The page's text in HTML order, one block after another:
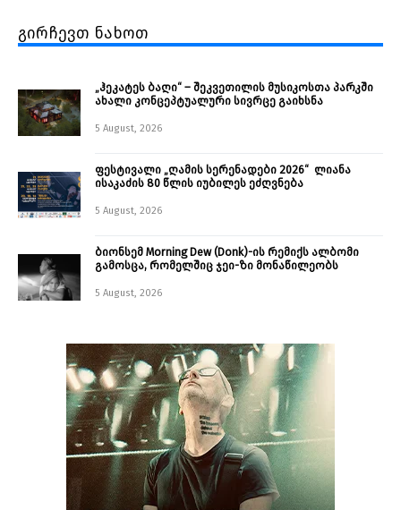
გირჩევთ ნახოთ
„ჰეკატეს ბაღი“ – შეკვეთილის მუსიკოსთა პარკში
ახალი კონცეპტუალური სივრცე გაიხსნა ￼
5 August, 2026
ფესტივალი „ღამის სერენადები 2026“ ლიანა
ისაკაძის 80 წლის იუბილეს ეძღვნება
5 August, 2026
ბიონსემ Morning Dew (Donk)-ის რემიქს ალბომი
გამოსცა, რომელშიც ჯეი-ზი მონაწილეობს
5 August, 2026